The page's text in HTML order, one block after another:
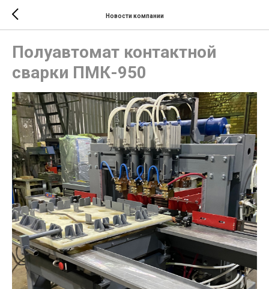
Новости компании
Полуавтомат контактной
сварки ПМК-950